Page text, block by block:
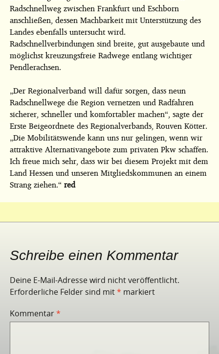
Radschnellweg zwischen Frankfurt und Eschborn
anschließen, dessen Machbarkeit mit Unterstützung des
Landes ebenfalls untersucht wird.
Radschnellverbindungen sind breite, gut ausgebaute und
möglichst kreuzungsfreie Radwege entlang wichtiger
Pendlerachsen.
„Der Regionalverband will dafür sorgen, dass neun
Radschnellwege die Region vernetzen und Radfahren
sicherer, schneller und komfortabler machen“, sagte der
Erste Beigeordnete des Regionalverbands, Rouven Kötter.
„Die Mobilitätswende kann uns nur gelingen, wenn wir
attraktive Alternativangebote zum privaten Pkw schaffen.
Ich freue mich sehr, dass wir bei diesem Projekt mit dem
Land Hessen und unseren Mitgliedskommunen an einem
Strang ziehen.“red
Schreibe einen Kommentar
Deine E-Mail-Adresse wird nicht veröffentlicht.
Erforderliche Felder sind mit* markiert
Kommentar*